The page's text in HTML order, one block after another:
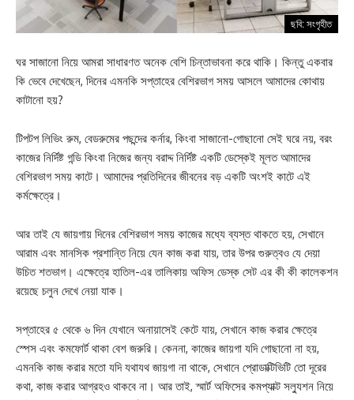
ছবি: সংগৃহীত
ঘর সাজানো নিয়ে আমরা সাধারণত অনেক বেশি চিন্তাভাবনা করে থাকি। কিন্তু একবার
কি ভেবে দেখেছেন, দিনের এমনকি সপ্তাহের বেশিরভাগ সময় আসলে আমাদের কোথায়
কাটানো হয়?
টিপটপ লিভিং রুম, বেডরুমের পছন্দের কর্নার, কিংবা সাজানো-গোছানো সেই ঘরে নয়, বরং
কাজের নির্দিষ্ট গন্ডি কিংবা নিজের জন্য বরাদ্দ নির্দিষ্ট একটি ডেস্কেই মূলত আমাদের
বেশিরভাগ সময় কাটে। আমাদের প্রতিদিনের জীবনের বড় একটি অংশই কাটে এই
কর্মক্ষেত্রে।
আর তাই যে জায়গায় দিনের বেশিরভাগ সময় কাজের মধ্যে ব্যস্ত থাকতে হয়, সেখানে
আরাম এবং মানসিক প্রশান্তি নিয়ে যেন কাজ করা যায়, তার উপর গুরুত্বও যে দেয়া
উচিত শতভাগ। এক্ষেত্রে হাতিল-এর তালিকায় অফিস ডেস্ক সেট এর কী কী কালেকশন
রয়েছে চলুন দেখে নেয়া যাক।
সপ্তাহের ৫ থেকে ৬ দিন যেখানে অনায়াসেই কেটে যায়, সেখানে কাজ করার ক্ষেত্রে
স্পেস এবং কমফোর্ট থাকা বেশ জরুরি। কেননা, কাজের জায়গা যদি গোছানো না হয়,
এমনকি কাজ করার মতো যদি যথাযথ জায়গা না থাকে, সেখানে প্রোডাক্টিভিটি তো দূরের
কথা, কাজ করার আগ্রহও থাকবে না। আর তাই, স্মার্ট অফিসের কমপ্যাক্ট সল্যুশন নিয়ে